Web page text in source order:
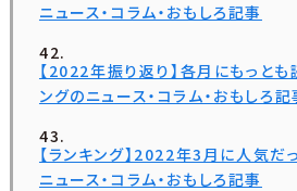
ニュース・コラム・おもしろ記事
【2022年振り返り】各月にもっと
ングのニュース・コラム・おもしろ記
【ランキング】2022年3月に人気だ
ニュース・コラム・おもしろ記事